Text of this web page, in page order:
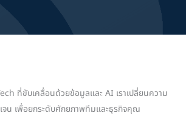
ที่ขับเคลื่อนด้วยข้อมูลและ AI เราเปลี่ยนความ
จน เพื่อยกระดับศักยภาพทีมและธุรกิจคุณ